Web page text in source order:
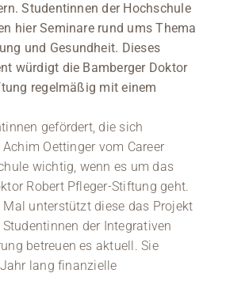
Studentinnen der Hochschule
hier Seminare rund ums Thema
und Gesundheit. Dieses
würdigt die Bamberger Doktor
regelmäßig mit einem
gefördert, die sich
Achim Oettinger vom Career
wichtig, wenn es um das
Robert Pfleger-Stiftung geht.
unterstützt diese das Projekt
Studentinnen der Integrativen
betreuen es aktuell. Sie
lang finanzielle